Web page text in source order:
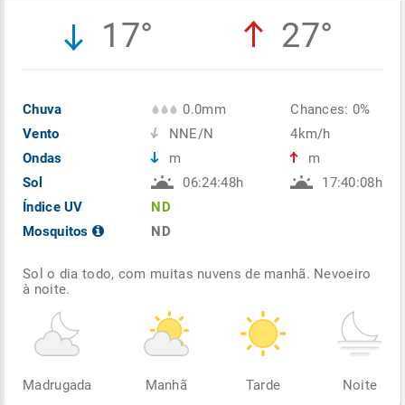
17° 27°
Chuva
Vento
Ondas
Sol
Índice UV
Mosquitos
0.0mm
NNE/N
m
06:24:48h
ND
ND
Chances: 0%
4km/h
m
17:40:08h
Sol o dia todo, com muitas nuvens de manhã. Nevoeiro
à noite.
Madrugada Manhã Tarde Noite